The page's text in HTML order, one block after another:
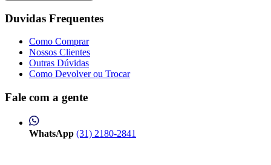
Duvidas Frequentes
Como Comprar
Nossos Clientes
Outras Dúvidas
Como Devolver ou Trocar
Fale com a gente
WhatsApp (31) 2180-2841